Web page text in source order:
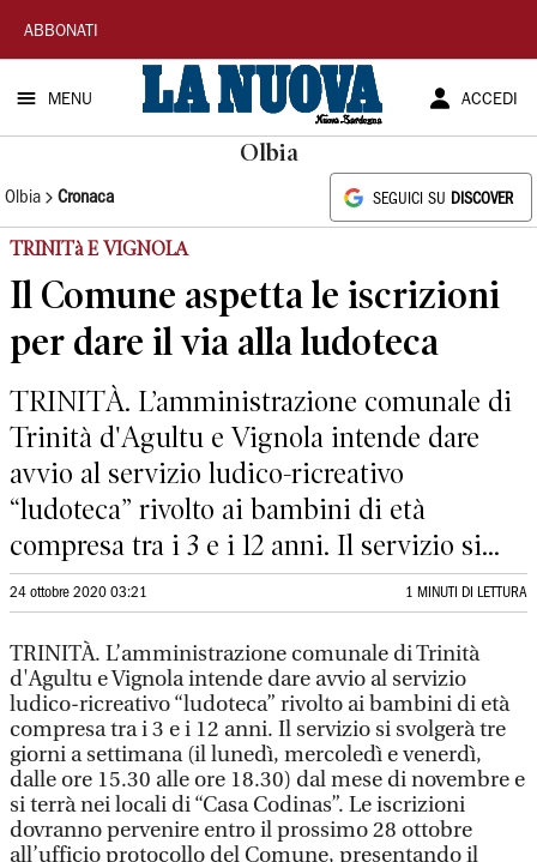
La
Nuova
Sardegna
ABBONATI
MENU ACCEDI
Olbia
Olbia Cronaca SEGUICI SU DISCOVER
TRINITà E VIGNOLA
Il Comune aspetta le iscrizioni
per dare il via alla ludoteca
TRINITÀ. L’amministrazione comunale di
Trinità d'Agultu e Vignola intende dare
avvio al servizio ludico-ricreativo
“ludoteca” rivolto ai bambini di età
compresa tra i 3 e i 12 anni. Il servizio si...
24 ottobre 2020 03:21 1 MINUTI DI LETTURA
TRINITÀ. L’amministrazione comunale di Trinità
d'Agultu e Vignola intende dare avvio al servizio
ludico-ricreativo “ludoteca” rivolto ai bambini di età
compresa tra i 3 e i 12 anni. Il servizio si svolgerà tre
giorni a settimana (il lunedì, mercoledì e venerdì,
dalle ore 15.30 alle ore 18.30) dal mese di novembre e
si terrà nei locali di “Casa Codinas”. Le iscrizioni
dovranno pervenire entro il prossimo 28 ottobre
all’ufficio protocollo del Comune, presentando il